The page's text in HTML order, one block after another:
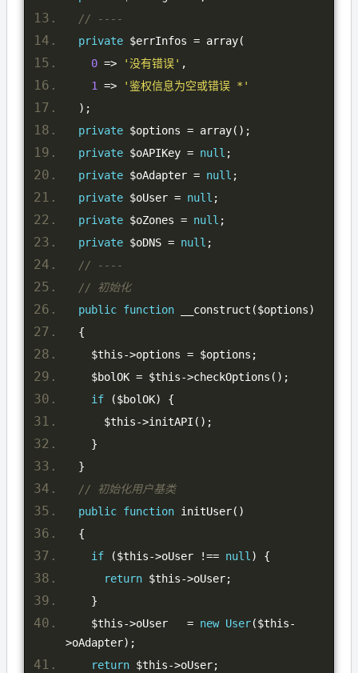
// ----
private $errInfos = array(
0 => '没有错误' ,
1 =>
'鉴权信息为空或错误 *'
);
private $options = array();
private $oAPIKey = null ;
private $oAdapter = null ;
private $oUser = null ;
private $oZones = null ;
private $oDNS = null ;
// ----
// 初始化
public function __construct ($options)
{
    $this
->options = $options ;
    $bolOK
= $this->checkOptions ();
if
($bolOK)
{
      $this
->initAPI ();
}
}
// 初始化用户基类
public function initUser()
{
if
($this->oUser !== null)
{
return $this->oUser;
}
    $this
->oUser = new User($this-
>oAdapter);
return $this->oUser;